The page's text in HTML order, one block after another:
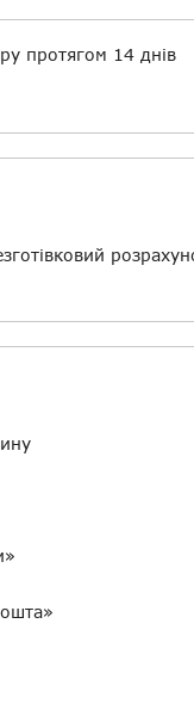
протягом 14 днів